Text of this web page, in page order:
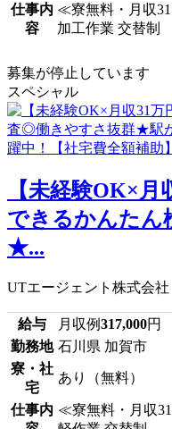
仕事内
容
≪寮無料・月収
加工作業 交替制
募集が停止しています
スペシャル
【未経験OK×
できるかんた
★...
UTエージェント株式会社
給与 月収例317,000円
勤務地 石川県 加賀市
寮・社
宅
あり（無料）
仕事内 ≪寮無料・月収